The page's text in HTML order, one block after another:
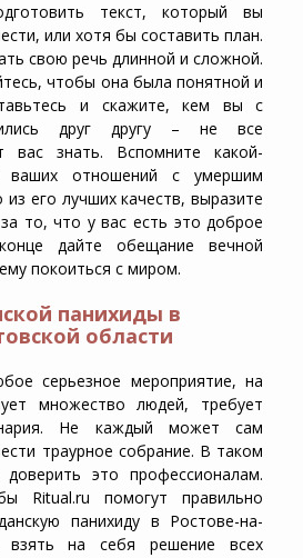
текст, который вы
или хотя бы составить план.
свою речь длинной и сложной.
чтобы она была понятной и
и скажите, кем вы с
друг другу – не все
вас знать. Вспомните какой-
ваших отношений с умершим
его лучших качеств, выразите
то, что у вас есть это доброе
дайте обещание вечной
покоиться с миром.
панихиды в
области
серьезное мероприятие, на
множество людей, требует
Не каждый может сам
траурное собрание. В таком
это профессионалам.
Ritual.ru помогут правильно
панихиду в Ростове-на-
на себя решение всех